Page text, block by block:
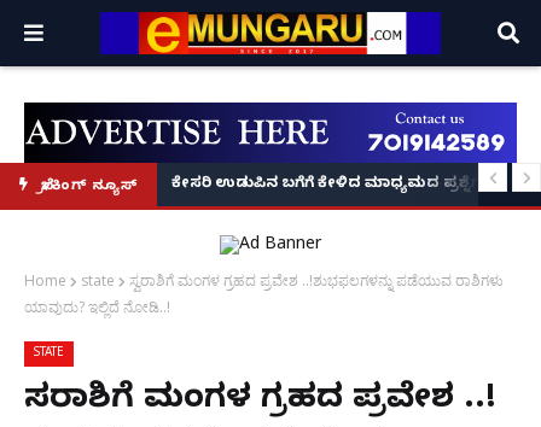
ಬ್ರೇಕಿಂಗ್ ನ್ಯೂಸ್
ವಶಕ್ಕೆ! ₹50 ಕೋಟಿ ಟರ್ನೋವರ್ ಗಳಿಸಿದ ಕನ್ನಡಿಗನ 'ಬ್ಯಾಂಬ್ರೂ' ಕಥೆ!
ಕೇಸರಿ ಉಡುಪಿನ ಬಗೆಗೆ ಕೇಳಿದ ಮಾಧ್ಯಮದ ಪ್ರಶ್ನೆಗೆ ಖಡಕ್
Home state
ಸ್ವರಾಶಿಗೆ ಮಂಗಳ ಗ್ರಹದ ಪ್ರವೇಶ ..!ಶುಭಫಲಗಳನ್ನು ಪಡೆಯುವ ರಾಶಿಗಳು
ಯಾವುದು? ಇಲ್ಲಿದೆ ನೋಡಿ..!
STATE
ಸ್ವರಾಶಿಗೆ ಮಂಗಳ ಗ್ರಹದ ಪ್ರವೇಶ ..!